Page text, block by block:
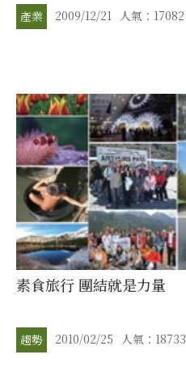
產業 2009/12/21 人氣：17082
素食旅行 團結就是力量
趨勢 2010/02/25 人氣：18733